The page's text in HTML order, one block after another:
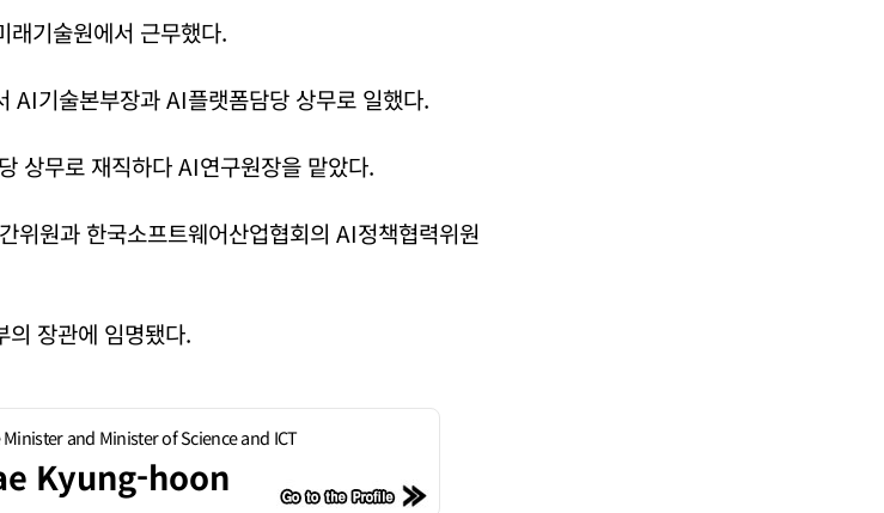
래기술원에서 근무했다.
AI기술본부장과 AI플랫폼담당 상무로 일했다.
상무로 재직하다 AI연구원장을 맡았다.
위원과 한국소프트웨어산업협회의 AI정책협력위원
장관에 임명됐다.
and Minister of Science and ICT
Kyung-hoon